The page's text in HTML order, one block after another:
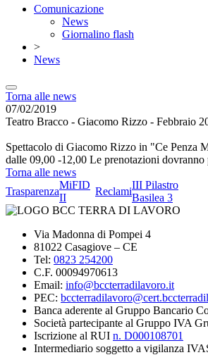
Comunicazione
News
Giornalino flash
>
News
Torna alle news
07/02/2019
Teatro Bracco - Giacomo Rizzo - Febbraio
Spettacolo di Giacomo Rizzo in "Ce Penza
dalle 09,00 -12,00 Le prenotazioni
Torna alle news
Trasparenza
MiFID
II
Reclami
III Pilastro
Basilea 3
Via Madonna di Pompei 4
81022 Casagiove – CE
Tel: 0823 254200
C.F. 00094970613
Email: info@bccterradilavoro.it
PEC:
Banca aderente al Gruppo Bancario
Società partecipante al Gruppo IVA
Iscrizione al RUI n. D000108701
Intermediario soggetto a vigilanza